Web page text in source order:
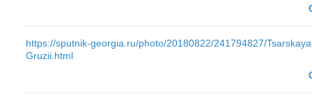
https://sputnik-georgia.ru/photo/20180822/241794827/
Gruzii.html